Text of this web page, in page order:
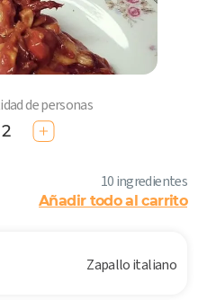
de personas
10 ingredientes
Añadir todo al carrito
Zapallo italiano